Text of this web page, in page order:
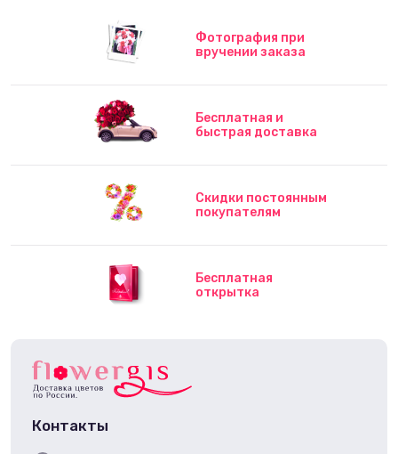
Фотография при
вручении заказа
Бесплатная и
быстрая доставка
Скидки постоянным
покупателям
Бесплатная
открытка
Контакты